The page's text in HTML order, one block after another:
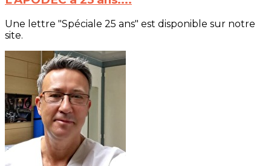
Une lettre "Spéciale 25 ans" est disponible sur notre
site.